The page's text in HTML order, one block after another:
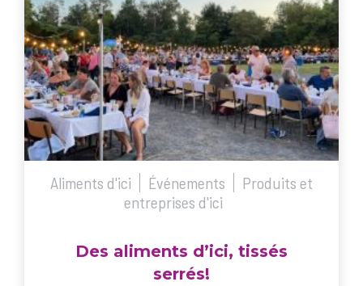
Aliments d'ici Événements
Produits et
entreprises d'ici
Des aliments d’ici, tissés
serrés!